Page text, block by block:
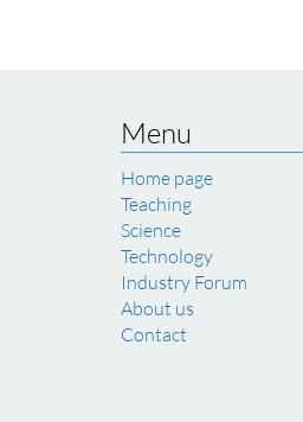
Menu
Home page
Teaching
Science
Technology
Industry Forum
About us
Contact